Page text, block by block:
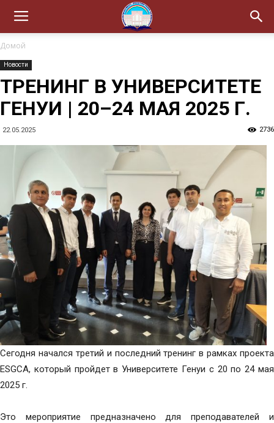
Домой
Новости
ТРЕНИНГ В УНИВЕРСИТЕТЕ
ГЕНУИ | 20–24 МАЯ 2025 Г.
22.05.2025 2736
Сегодня начался третий и последний тренинг в рамках проекта
ESGCA, который пройдет в Университете Генуи с 20 по 24 мая
2025 г.
Это мероприятие предназначено для преподавателей и